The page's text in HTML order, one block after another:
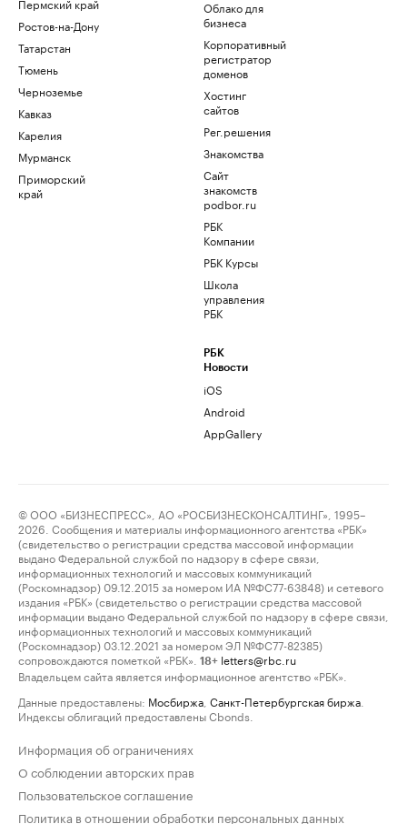
Пермский край
Ростов-на-Дону
Татарстан
Тюмень
Черноземье
Кавказ
Карелия
Мурманск
Приморский
край
Облако для
бизнеса
Корпоративный
регистратор
доменов
Хостинг
сайтов
Рег.решения
Знакомства
Сайт
знакомств
podbor.ru
РБК
Компании
РБК Курсы
Школа
управления
РБК
РБК
Новости
iOS
Android
AppGallery
© ООО «БИЗНЕСПРЕСС», АО «РОСБИЗНЕСКОНСАЛТИНГ», 1995–
2026. Сообщения и материалы информационного агентства «РБК»
(свидетельство о регистрации средства массовой информации
выдано Федеральной службой по надзору в сфере связи,
информационных технологий и массовых коммуникаций
(Роскомнадзор) 09.12.2015 за номером ИА №ФС77-63848) и сетевого
издания «РБК» (свидетельство о регистрации средства массовой
информации выдано Федеральной службой по надзору в сфере связи,
информационных технологий и массовых коммуникаций
(Роскомнадзор) 03.12.2021 за номером ЭЛ №ФС77-82385)
сопровождаются пометкой «РБК».
18+ letters@rbc.ru
Владельцем сайта является информационное агентство «РБК».
Данные предоставлены: Мосбиржа Санкт-Петербургская биржа
Индексы облигаций предоставлены Cbonds.
Информация об ограничениях
О соблюдении авторских прав
Пользовательское соглашение
Политика в отношении обработки персональных данных